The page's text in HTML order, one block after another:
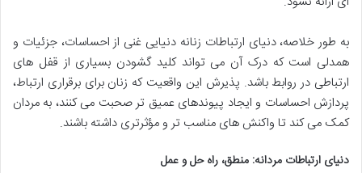
به طور خلاصه، دنیای ارتباطات زنانه دنیایی غنی از احساسات، جزئیات و
همدلی است که درک آن می تواند کلید گشودن بسیاری از قفل های
ارتباطی در روابط باشد. پذیرش این واقعیت که زنان برای برقراری ارتباط،
پردازش احساسات و ایجاد پیوندهای عمیق تر صحبت می کنند، به مردان
کمک می کند تا واکنش های مناسب تر و مؤثرتری داشته باشند.
دنیای ارتباطات مردانه: منطق، راه حل و عمل